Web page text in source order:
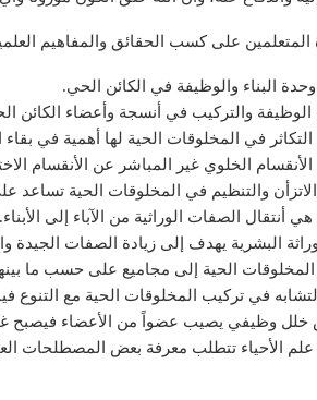
على كسب الحقائق والمفاهيم
وحدة البناء والوظيفة في الكائن الحي.
الوظيفة والتركيب في أنسجة وأعضاء الكائن
في المخلوقات الحية لها أهمية في بقاء
الخلوي غير المباشر عن الأنقسام
والتنظيم في المخلوقات الحية تساعد
هي أنتقال الصفات الوراثية من الآباء إلى الأبناء.
البشرية يهدف إلى زيادة الصفات الجيدة
الحية إلى مجاميع على حسب ما
في تركيب المخلوقات الحية مع التنوع
خلل وظيفي يصيب عضواً من الأعضاء فيصبح
الأحياء تتطلب معرفة بعض المصطلحات